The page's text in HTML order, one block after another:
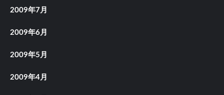
2009年7月
2009年6月
2009年5月
2009年4月